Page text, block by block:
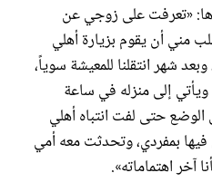
«تعرفت على زوجي عن
مني أن يقوم بزيارة أهلي
شهر انتقلنا للمعيشة سوياً،
إلى منزله في ساعة
الوضع حتى لفت انتباه أهلي
فيها بمفردي، وتحدثت معه أمي
آخر اهتماماته».